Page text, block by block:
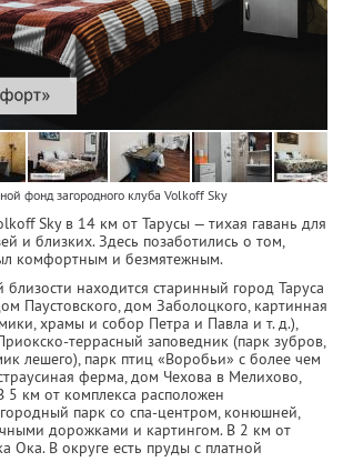
фонд загородного клуба Volkoff Sky
Sky в 14 км от Тарусы — тихая гавань для
и близких. Здесь позаботились о том,
комфортным и безмятежным.
близости находится старинный город Таруса
Паустовского, дом Заболоцкого, картинная
храмы и собор Петра и Павла и т. д.),
террасный заповедник (парк зубров,
лешего), парк птиц «Воробьи» с более чем
ферма, дом Чехова в Мелихово,
5 км от комплекса расположен
парк со спа-центром, конюшней,
дорожками и картингом. В 2 км от
Ока. В округе есть пруды с платной